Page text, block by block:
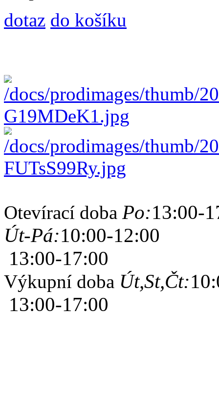
dotaz do košíku
Otevírací doba Po:13:00-
Út-Pá:10:00-12:00
13:00-17:00
Výkupní doba Út,St,Čt:
13:00-17:00